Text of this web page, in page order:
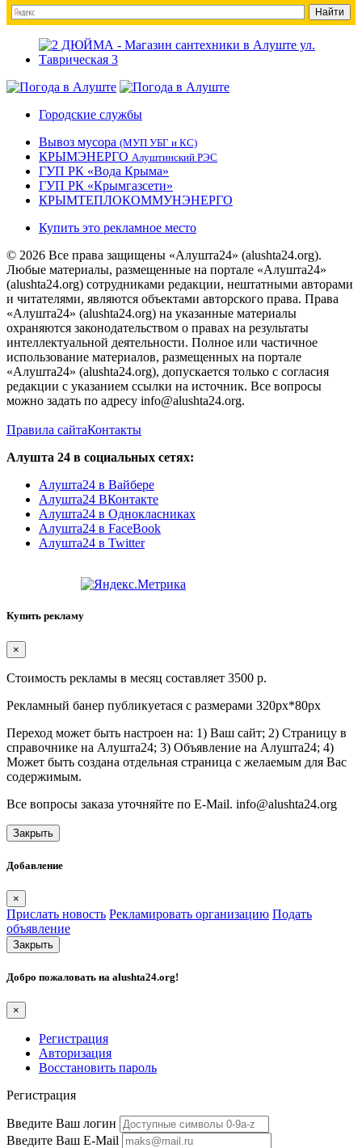
Городские службы
Вывоз мусора (МУП УБГ и КС)
КРЫМЭНЕРГО Алуштинский РЭС
ГУП РК «Вода Крыма»
ГУП РК «Крымгазсети»
КРЫМТЕПЛОКОММУНЭНЕРГО
Купить это рекламное место
© 2026 Все права защищены «Алушта24» (alushta24.org).
Любые материалы, размещенные на портале «Алушта24»
(alushta24.org) сотрудниками редакции, нештатными авторами
и читателями, являются объектами авторского права. Права
«Алушта24» (alushta24.org) на указанные материалы
охраняются законодательством о правах на результаты
интеллектуальной деятельности. Полное или частичное
использование материалов, размещенных на портале
«Алушта24» (alushta24.org), допускается только с согласия
редакции с указанием ссылки на источник. Все вопросы
можно задать по адресу info@alushta24.org.
Правила сайтаКонтакты
Алушта 24 в социальных сетях:
Алушта24 в Вайбере
Алушта24 ВКонтакте
Алушта24 в Однокласниках
Алушта24 в FaceBook
Алушта24 в Twitter
Купить рекламу
×
Стоимость рекламы в месяц составляет 3500 р.
Рекламный банер публикуетася с размерами 320px*80px
Переход может быть настроен на: 1) Ваш сайт; 2) Страницу в
справочнике на Алушта24; 3) Объявление на Алушта24; 4)
Может быть создана отдельная страница с желаемым для Вас
содержимым.
Все вопросы заказа уточняйте по E-Mail. info@alushta24.org
Закрыть
Добавление
×
Прислать новость Рекламировать организацию Подать
объявление
Закрыть
Добро пожаловать на alushta24.org!
×
Регистрация
Авторизация
Восстановить пароль
Регистрация
Введите Ваш логин
Введите Ваш E-Mail